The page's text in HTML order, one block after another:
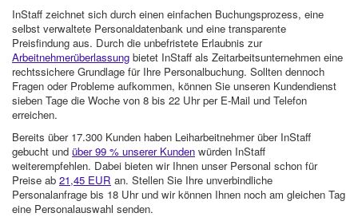
InStaff zeichnet sich durch einen einfachen Buchungsprozess, eine
selbst verwaltete Personaldatenbank und eine transparente
Preisfindung aus. Durch die unbefristete Erlaubnis zur
Arbeitnehmerüberlassung bietet InStaff als Zeitarbeitsunternehmen eine
rechtssichere Grundlage für Ihre Personalbuchung. Sollten dennoch
Fragen oder Probleme aufkommen, können Sie unseren Kundendienst
sieben Tage die Woche von 8 bis 22 Uhr per E-Mail und Telefon
erreichen.
Bereits über 17.300 Kunden haben Leiharbeitnehmer über InStaff
gebucht und über 99 % unserer Kunden würden InStaff
weiterempfehlen. Dabei bieten wir Ihnen unser Personal schon für
Preise ab 21,45 EUR an. Stellen Sie Ihre unverbindliche
Personalanfrage bis 18 Uhr und wir können Ihnen noch am gleichen Tag
eine Personalauswahl senden.